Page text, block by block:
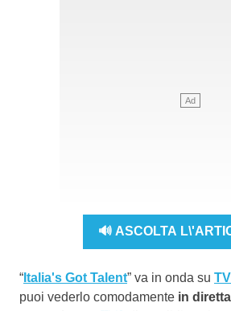
🔊 ASCOLTA
“ Italia's Got Talent” va in onda su
puoi vederlo comodamente in